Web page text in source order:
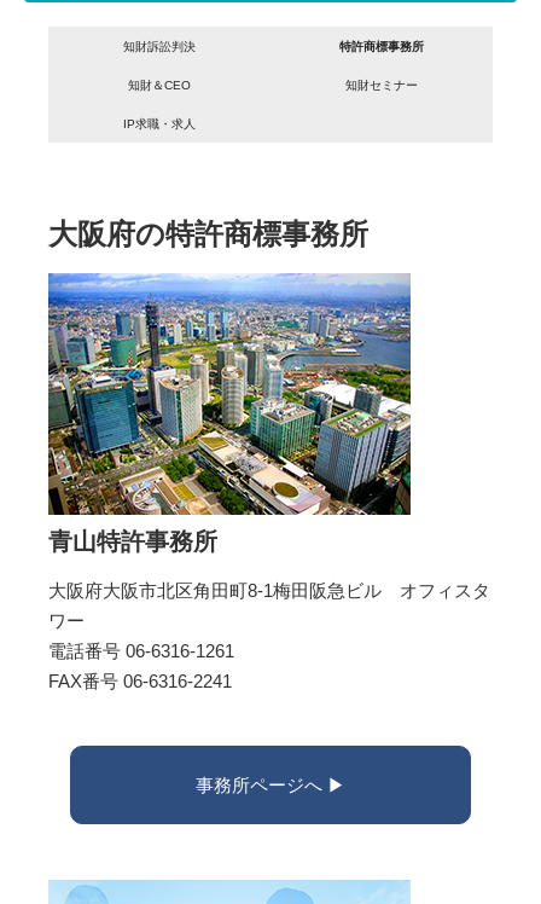
知財訴訟判決 特許商標事務所
知財＆CEO 知財セミナー
IP求職・求人
大阪府の特許商標事務所
青山特許事務所
大阪府大阪市北区角田町8-1梅田阪急ビル オフィスタ
ワー
電話番号 06-6316-1261
FAX番号 06-6316-2241
事務所ページへ ▶︎